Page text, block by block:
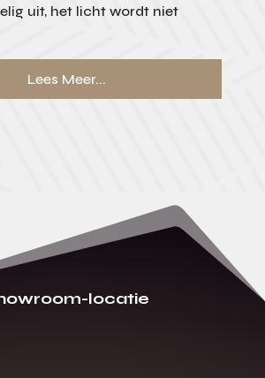
uit, het licht wordt niet
Lees Meer...
locatie